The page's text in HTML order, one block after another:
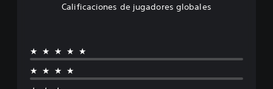
Calificaciones de jugadores globales
★★★★★
★★★★